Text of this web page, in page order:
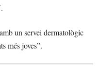
un servei dermatològic
més joves”.